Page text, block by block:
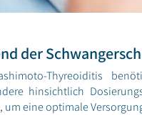
der
Thyreoiditis
hinsichtlich
um eine optimale